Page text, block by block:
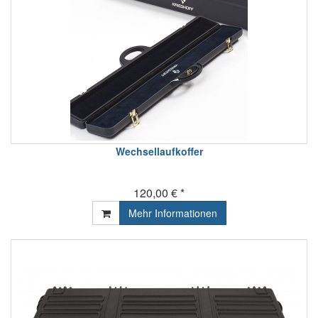
Wechsellaufkoffer
120,00 € *
Mehr Informationen